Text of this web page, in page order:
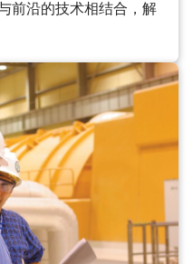
前沿的技术相结合，解